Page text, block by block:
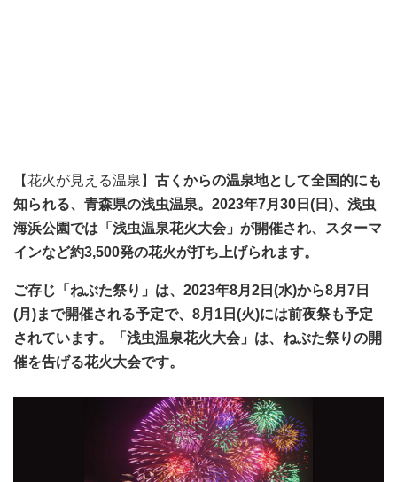
【花火が見える温泉】 古くからの温泉地として全国的にも
知られる、青森県の浅虫温泉。2023年7月30日(日)、浅虫
海浜公園では「 浅虫温泉花火大会 」が開催され、スターマ
インなど約3,500発の花火が打ち上げられます。
ご存じ「ねぶた祭り」は、2023年8月2日(水)から8月7日
(月)まで開催される予定で、8月1日(火)には前夜祭も予定
されています。「浅虫温泉花火大会」は、ねぶた祭りの開
催を告げる花火大会です。